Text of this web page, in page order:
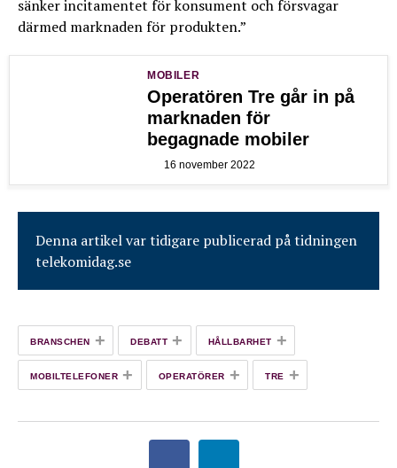
sänker incitamentet för konsument och försvagar
därmed marknaden för produkten.”
MOBILER
Operatören Tre går in på
marknaden för
begagnade mobiler
16 november 2022
Denna artikel var tidigare publicerad på tidningen
telekomidag.se
BRANSCHEN + DEBATT + HÅLLBARHET +
MOBILTELEFONER + OPERATÖRER + TRE +